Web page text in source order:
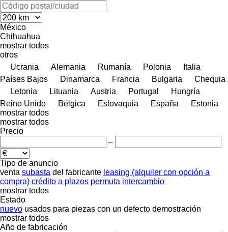
México
Chihuahua
mostrar todos
otros
Ucrania
Alemania Rumanía Polonia
Italia
Países Bajos
Dinamarca Francia Bulgaria
Chequia
Letonia
Lituania Austria Portugal
Hungría
Reino Unido
Bélgica Eslovaquia España
Estonia
mostrar todos
mostrar todos
Precio
–
Tipo de anuncio
venta subasta del fabricante leasing (alquiler con opción a
compra) crédito a plazos permuta intercambio
mostrar todos
Estado
nuevo usados para piezas con un defecto demostración
mostrar todos
Año de fabricación